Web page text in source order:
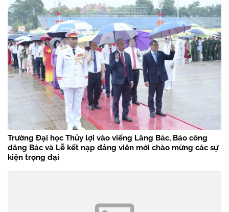
Trường Đại học Thủy lợi vào viếng Lăng Bác, Báo công
dâng Bác và Lễ kết nạp đảng viên mới chào mừng các sự
kiện trọng đại